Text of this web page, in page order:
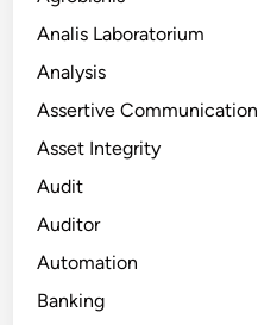
Analis Laboratorium
Analysis
Assertive Communication
Asset Integrity
Audit
Auditor
Automation
Banking